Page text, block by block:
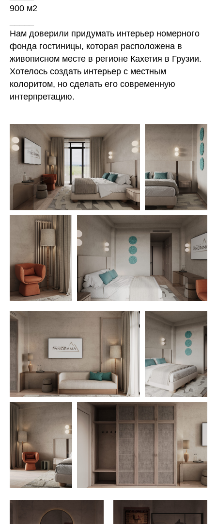
900 м2
Нам доверили придумать интерьер номерного
фонда гостиницы, которая расположена в
живописном месте в регионе Кахетия в Грузии.
Хотелось создать интерьер с местным
колоритом, но сделать его современную
интерпретацию.